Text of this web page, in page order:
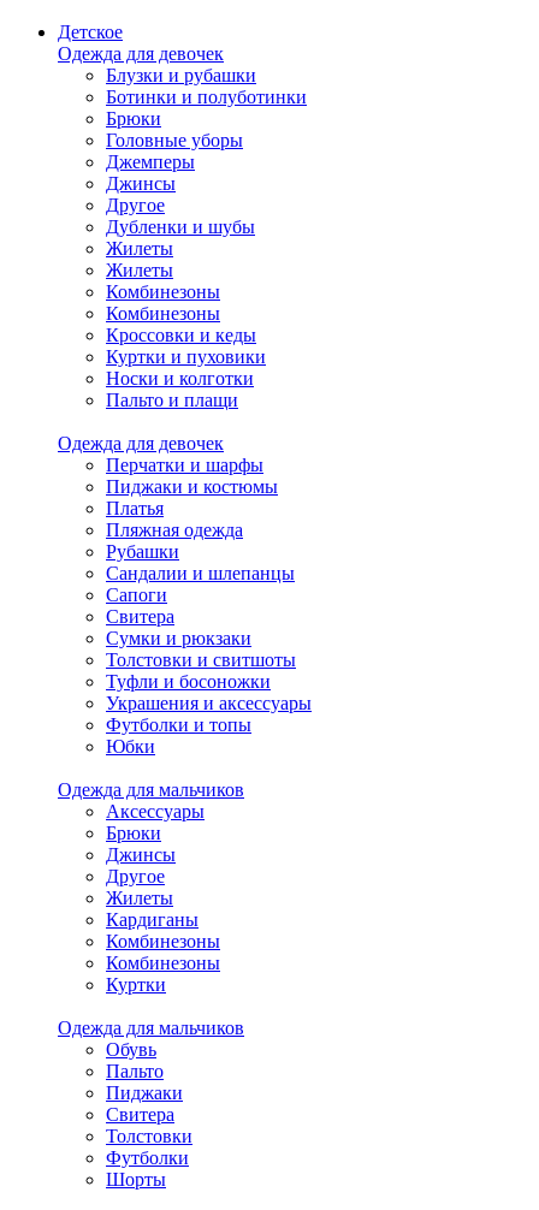
Детское
Одежда для девочек
Блузки и рубашки
Ботинки и полуботинки
Брюки
Головные уборы
Джемперы
Джинсы
Другое
Дубленки и шубы
Жилеты
Жилеты
Комбинезоны
Комбинезоны
Кроссовки и кеды
Куртки и пуховики
Носки и колготки
Пальто и плащи
Одежда для девочек
Перчатки и шарфы
Пиджаки и костюмы
Платья
Пляжная одежда
Рубашки
Сандалии и шлепанцы
Сапоги
Свитера
Сумки и рюкзаки
Толстовки и свитшоты
Туфли и босоножки
Украшения и аксессуары
Футболки и топы
Юбки
Одежда для мальчиков
Аксессуары
Брюки
Джинсы
Другое
Жилеты
Кардиганы
Комбинезоны
Комбинезоны
Куртки
Одежда для мальчиков
Обувь
Пальто
Пиджаки
Свитера
Толстовки
Футболки
Шорты